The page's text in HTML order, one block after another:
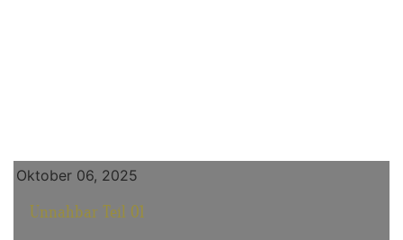
Oktober 06, 2025
Unnahbar Teil 01